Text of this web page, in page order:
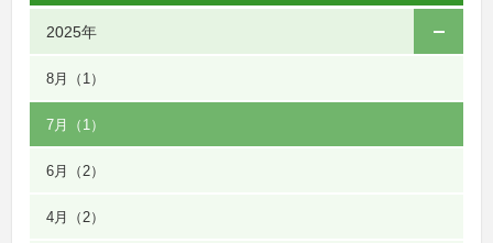
2025年
8月 （1）
7月 （1）
6月 （2）
4月 （2）